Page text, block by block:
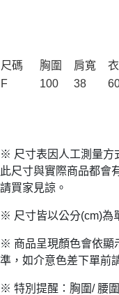
尺碼 胸圍 肩寬
F
100 38
※ 尺寸表因人工測量方
此尺寸與實際商品都會
請買家見諒。
※ 尺寸皆以公分(cm)為
※ 商品呈現顏色會依顯
準，如介意色差下單前
※ 特別提醒：胸圍/ 腰